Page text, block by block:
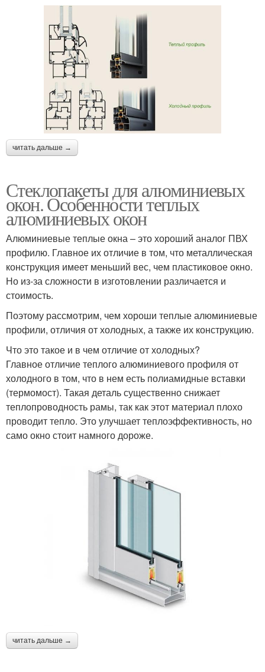
читать дальше →
Стеклопакеты для алюминиевых
окон. Особенности теплых
алюминиевых окон
Алюминиевые теплые окна – это хороший аналог ПВХ
профилю. Главное их отличие в том, что металлическая
конструкция имеет меньший вес, чем пластиковое окно.
Но из-за сложности в изготовлении различается и
стоимость.
Поэтому рассмотрим, чем хороши теплые алюминиевые
профили, отличия от холодных, а также их конструкцию.
Что это такое и в чем отличие от холодных?
Главное отличие теплого алюминиевого профиля от
холодного в том, что в нем есть полиамидные вставки
(термомост). Такая деталь существенно снижает
теплопроводность рамы, так как этот материал плохо
проводит тепло. Это улучшает теплоэффективность, но
само окно стоит намного дороже.
читать дальше →